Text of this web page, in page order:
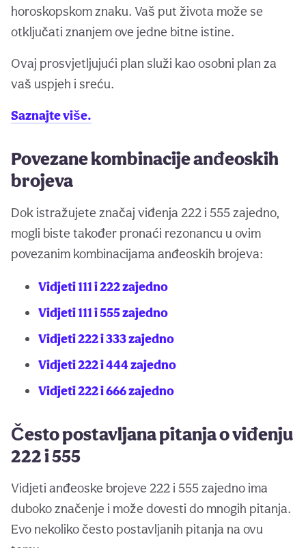
horoskopskom znaku. Vaš put života može se
otključati znanjem ove jedne bitne istine.
Ovaj prosvjetljujući plan služi kao osobni plan za
vaš uspjeh i sreću.
Saznajte više.
Povezane kombinacije anđeoskih
brojeva
Dok istražujete značaj viđenja 222 i 555 zajedno,
mogli biste također pronaći rezonancu u ovim
povezanim kombinacijama anđeoskih brojeva:
Vidjeti 111 i 222 zajedno
Vidjeti 111 i 555 zajedno
Vidjeti 222 i 333 zajedno
Vidjeti 222 i 444 zajedno
Vidjeti 222 i 666 zajedno
Često postavljana pitanja o viđenju
222 i 555
Vidjeti anđeoske brojeve 222 i 555 zajedno ima
duboko značenje i može dovesti do mnogih pitanja.
Evo nekoliko često postavljanih pitanja na ovu